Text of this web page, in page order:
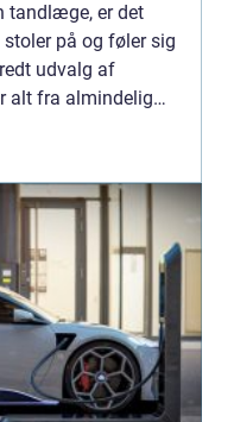
tandlæge, er det
på og føler sig
udvalg af
alt fra almindelig